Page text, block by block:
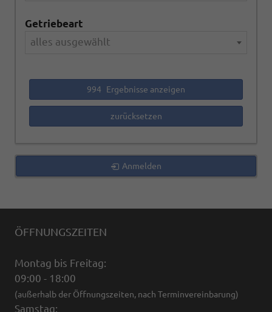
Getriebeart
alles ausgewählt
994 Ergebnisse anzeigen
zurücksetzen
Anmelden
ÖFFNUNGSZEITEN
Montag bis Freitag:
09:00 - 18:00
(außerhalb der Öffnungszeiten, nach Terminvereinbarung)
Samstag: